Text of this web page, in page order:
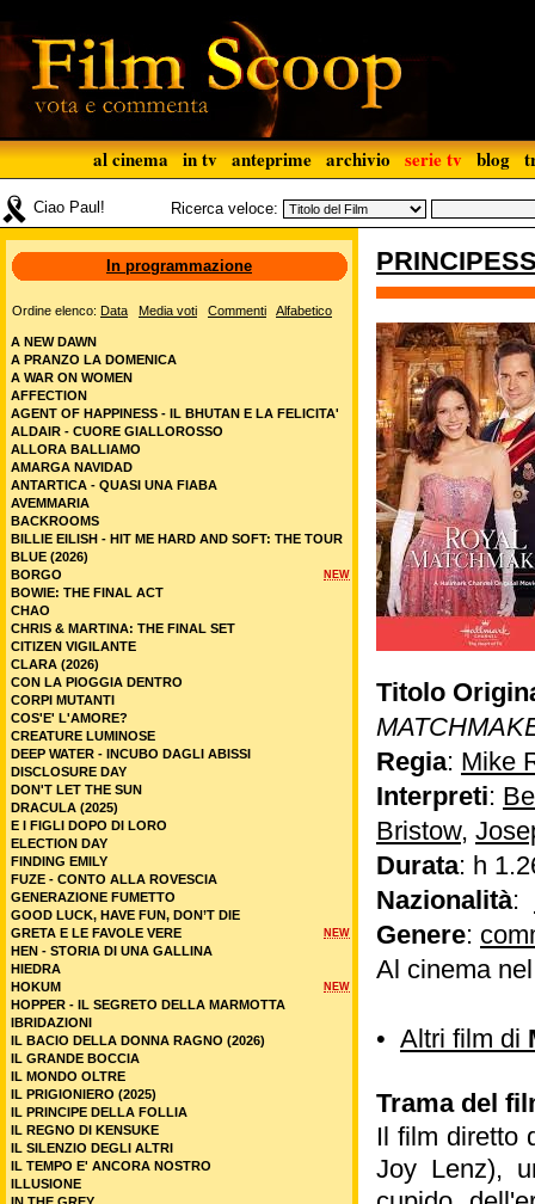
al cinema in tv anteprime archivio serie tv blog
Ciao Paul! Ricerca veloce:
Titolo
Regia: Mike
Interpreti:
Bristow,
Durata: h
Nazionalità:
Genere:
Al cinema
• Altri film di
Trama del
Il film diretto
Joy Lenz),
In programmazione
Ordine elenco: Data Media voti Commenti Alfabetico
A NEW DAWN
A PRANZO LA DOMENICA
A WAR ON WOMEN
AFFECTION
AGENT OF HAPPINESS - IL BHUTAN E LA FELICITA'
ALDAIR - CUORE GIALLOROSSO
ALLORA BALLIAMO
AMARGA NAVIDAD
ANTARTICA - QUASI UNA FIABA
AVEMMARIA
BACKROOMS
BILLIE EILISH - HIT ME HARD AND SOFT: THE TOUR
BLUE (2026)
NEW
BORGO
BOWIE: THE FINAL ACT
CHAO
CHRIS & MARTINA: THE FINAL SET
CITIZEN VIGILANTE
CLARA (2026)
CON LA PIOGGIA DENTRO
CORPI MUTANTI
COS'E' L'AMORE?
CREATURE LUMINOSE
DEEP WATER - INCUBO DAGLI ABISSI
DISCLOSURE DAY
DON'T LET THE SUN
DRACULA (2025)
E I FIGLI DOPO DI LORO
ELECTION DAY
FINDING EMILY
FUZE - CONTO ALLA ROVESCIA
GENERAZIONE FUMETTO
GOOD LUCK, HAVE FUN, DON’T DIE
NEW
GRETA E LE FAVOLE VERE
HEN - STORIA DI UNA GALLINA
HIEDRA
NEW
HOKUM
HOPPER - IL SEGRETO DELLA MARMOTTA
IBRIDAZIONI
IL BACIO DELLA DONNA RAGNO (2026)
IL GRANDE BOCCIA
IL MONDO OLTRE
IL PRIGIONIERO (2025)
IL PRINCIPE DELLA FOLLIA
IL REGNO DI KENSUKE
IL SILENZIO DEGLI ALTRI
IL TEMPO E' ANCORA NOSTRO
ILLUSIONE